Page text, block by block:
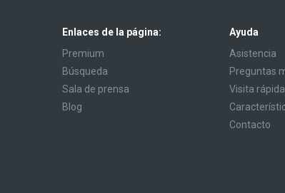
Enlaces de la página:
Premium
Búsqueda
Sala de prensa
Blog
Ayuda
Asistencia
Preguntas
Visita rápida
Contacto